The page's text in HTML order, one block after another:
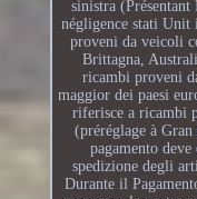
sinistra
négligence stati
proveni da veicoli
Brittagna,
ricambi proveni
maggior dei paesi
riferisce a ricambi
(préréglage à
pagamento
spedizione degli
Durante il